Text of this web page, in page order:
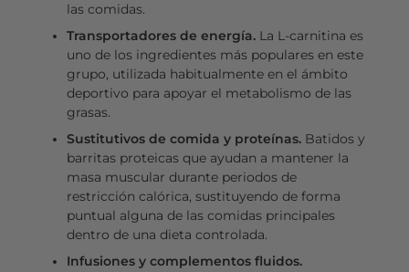
las comidas.
Transportadores de energía.La L-carnitina es
uno de los ingredientes más populares en este
grupo, utilizada habitualmente en el ámbito
deportivo para apoyar el metabolismo de las
grasas.
Sustitutivos de comida y proteínas.Batidos y
barritas proteicas que ayudan a mantener la
masa muscular durante periodos de
restricción calórica, sustituyendo de forma
puntual alguna de las comidas principales
dentro de una dieta controlada.
Infusiones y complementos fluidos.